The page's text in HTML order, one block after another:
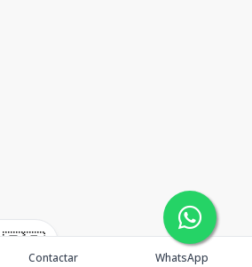
🇫🇷
Contactar WhatsApp